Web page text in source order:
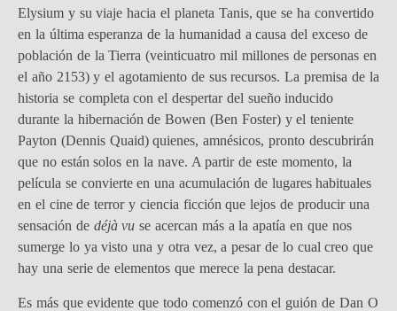
Elysium y su viaje hacia el planeta Tanis, que se ha convertido
en la última esperanza de la humanidad a causa del exceso de
población de la Tierra (veinticuatro mil millones de personas en
el año 2153) y el agotamiento de sus recursos. La premisa de la
historia se completa con el despertar del sueño inducido
durante la hibernación de Bowen (Ben Foster) y el teniente
Payton (Dennis Quaid) quienes, amnésicos, pronto descubrirán
que no están solos en la nave. A partir de este momento, la
película se convierte en una acumulación de lugares habituales
en el cine de terror y ciencia ficción que lejos de producir una
sensación de déjà vu se acercan más a la apatía en que nos
sumerge lo ya visto una y otra vez, a pesar de lo cual creo que
hay una serie de elementos que merece la pena destacar.
Es más que evidente que todo comenzó con el guión de Dan O